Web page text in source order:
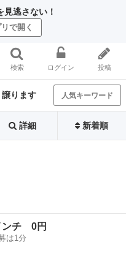
逃さない！
で開く
検索 ログイン 投稿
ります 人気キーワード
詳細 新着順
ンチ 0円
は1分